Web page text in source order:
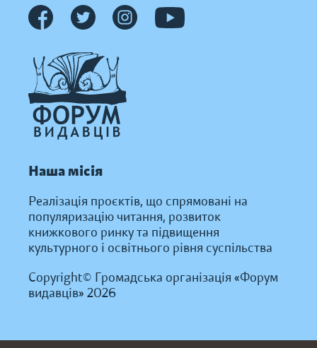
Наша місія
Реалізація проєктів, що спрямовані на
популяризацію читання, розвиток
книжкового ринку та підвищення
культурного і освітнього рівня суспільства
Copyright© Громадська організація «Форум
видавців» 2026